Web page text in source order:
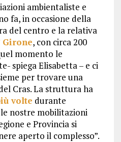
ambientaliste e
fa, in occasione della
del centro e la relativa
Girone, con circa 200
momento le
spiega Elisabetta – e ci
per trovare una
Cras. La struttura ha
volte durante
nostre mobilitazioni
e Provincia si
aperto il complesso”.